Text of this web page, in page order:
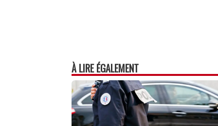
À LIRE ÉGALEMENT